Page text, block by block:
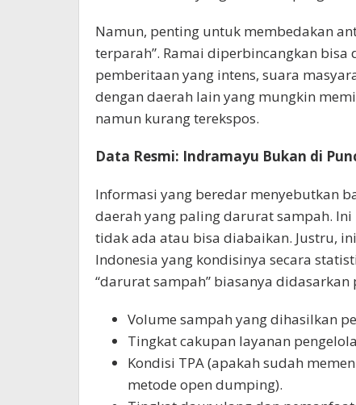
Namun, penting untuk membedakan
terparah”. Ramai diperbincangkan
pemberitaan yang intens, suara
dengan daerah lain yang mungkin
namun kurang terekspos.
Data Resmi: Indramayu Bukan di
Informasi yang beredar menyebutkan
daerah yang paling darurat sampah.
tidak ada atau bisa diabaikan. Justru,
Indonesia yang kondisinya secara
“darurat sampah” biasanya
Volume sampah yang dihasilkan
Tingkat cakupan layanan
Kondisi TPA (apakah sudah
metode open dumping).